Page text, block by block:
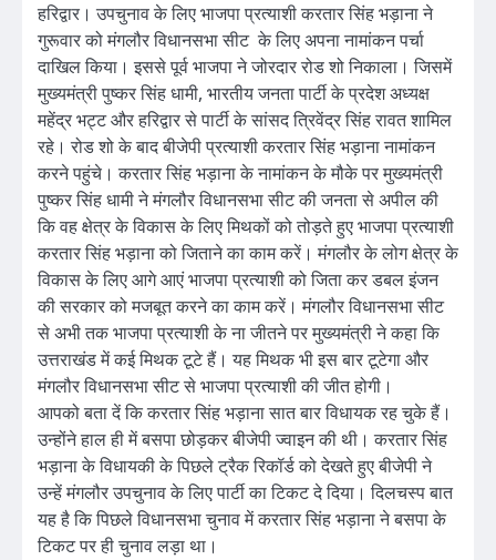
हरिद्वार। उपचुनाव के लिए भाजपा प्रत्याशी करतार सिंह भड़ाना ने
गुरूवार को मंगलौर विधानसभा सीट के लिए अपना नामांकन पर्चा
दाखिल किया। इससे पूर्व भाजपा ने जोरदार रोड शो निकाला। जिसमें
मुख्यमंत्री पुष्कर सिंह धामी, भारतीय जनता पार्टी के प्रदेश अध्यक्ष
महेंद्र भट्ट और हरिद्वार से पार्टी के सांसद त्रिवेंद्र सिंह रावत शामिल
रहे। रोड शो के बाद बीजेपी प्रत्याशी करतार सिंह भड़ाना नामांकन
करने पहुंचे। करतार सिंह भड़ाना के नामांकन के मौके पर मुख्यमंत्री
पुष्कर सिंह धामी ने मंगलौर विधानसभा सीट की जनता से अपील की
कि वह क्षेत्र के विकास के लिए मिथकों को तोड़ते हुए भाजपा प्रत्याशी
करतार सिंह भड़ाना को जिताने का काम करें। मंगलौर के लोग क्षेत्र के
विकास के लिए आगे आएं भाजपा प्रत्याशी को जिता कर डबल इंजन
की सरकार को मजबूत करने का काम करें। मंगलौर विधानसभा सीट
से अभी तक भाजपा प्रत्याशी के ना जीतने पर मुख्यमंत्री ने कहा कि
उत्तराखंड में कई मिथक टूटे हैं। यह मिथक भी इस बार टूटेगा और
मंगलौर विधानसभा सीट से भाजपा प्रत्याशी की जीत होगी।
आपको बता दें कि करतार सिंह भड़ाना सात बार विधायक रह चुके हैं।
उन्होंने हाल ही में बसपा छोड़कर बीजेपी ज्वाइन की थी। करतार सिंह
भड़ाना के विधायकी के पिछले ट्रैक रिकॉर्ड को देखते हुए बीजेपी ने
उन्हें मंगलौर उपचुनाव के लिए पार्टी का टिकट दे दिया। दिलचस्प बात
यह है कि पिछले विधानसभा चुनाव में करतार सिंह भड़ाना ने बसपा के
टिकट पर ही चुनाव लड़ा था।